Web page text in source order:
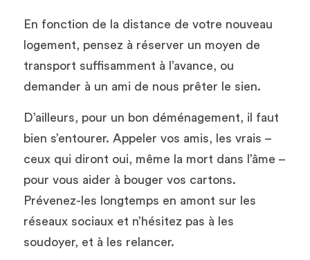
En fonction de la distance de votre nouveau
logement, pensez à réserver un moyen de
transport suffisamment à l’avance, ou
demander à un ami de nous prêter le sien.
D’ailleurs, pour un bon déménagement, il faut
bien s’entourer. Appeler vos amis, les vrais –
ceux qui diront oui, même la mort dans l’âme –
pour vous aider à bouger vos cartons.
Prévenez-les longtemps en amont sur les
réseaux sociaux et n’hésitez pas à les
soudoyer, et à les relancer.